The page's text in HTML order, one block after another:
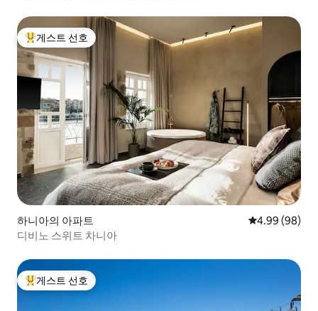
상위 게스트 선호
게스트 선호
하니아의 아파트 평점 4.99점(5
4.99 (98)
디비노 스위트 차니아
상위 게스트 선호
게스트 선호